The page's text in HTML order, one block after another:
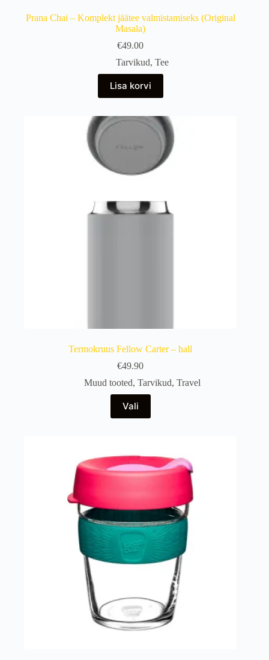
Prana Chai – Komplekt jäätee valmistamiseks (Original
Masala)
€49.00
Tarvikud,Tee
Lisa korvi
Termokruus Fellow Carter – hall
€49.90
Muud tooted,Tarvikud,Travel
Vali
Sellel
tootel
on
Valikuid
saab
teha